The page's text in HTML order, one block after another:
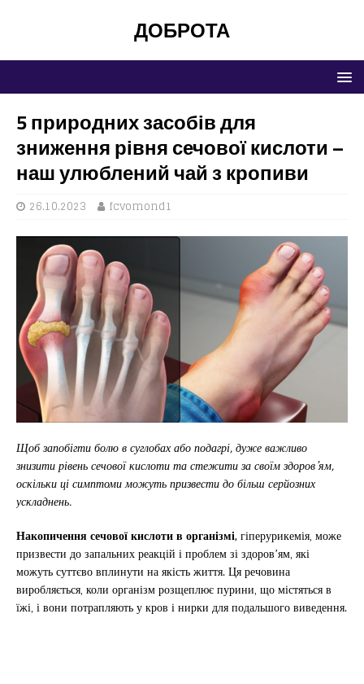
ДОБРОТА
5 природних засобів для
зниження рівня сечової кислоти –
наш улюблений чай з кропиви
26.10.2023 fcvomond1
Щоб запобігти болю в суглобах або подагрі, дуже важливо
знизити рівень сечової кислоти та стежити за своїм здоров’ям,
оскільки ці симптоми можуть призвести до більш серйозних
ускладнень.
Накопичення сечової кислоти в організмі, гіперурикемія, може
призвести до запальних реакцій і проблем зі здоров’ям, які
можуть суттєво вплинути на якість життя. Ця речовина
виробляється, коли організм розщеплює пурини, що містяться в
їжі, і вони потрапляють у кров і нирки для подальшого виведення.